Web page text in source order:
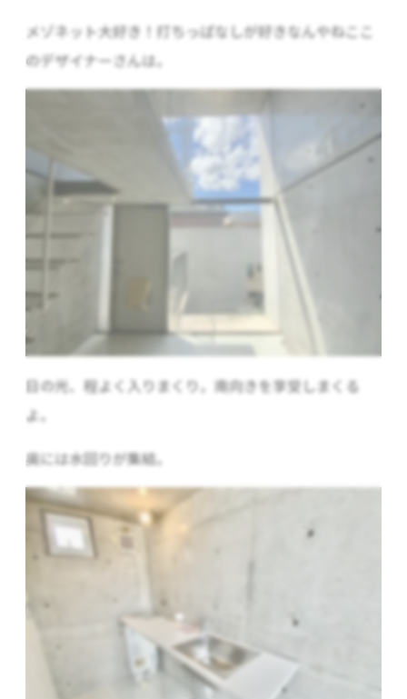
メゾネット大好き！打ちっぱなしが好きなんやねここ
のデザイナーさんは。
日の光、程よく入りまくり。南向きを享受しまくる
よ。
奥には水回りが集結。